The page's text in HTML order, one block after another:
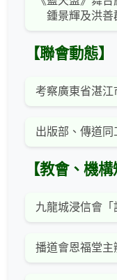
鍾景輝及洪善
【聯會動態】
考察廣東省湛江
出版部、傳道
【教會、機構
九龍城浸信會「
播道會恩福堂